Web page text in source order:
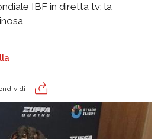
IBF in diretta tv: la